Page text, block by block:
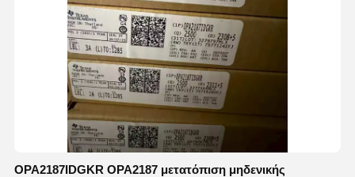
OPA2187IDGKR OPA2187 μετατόπιση μηδενικής